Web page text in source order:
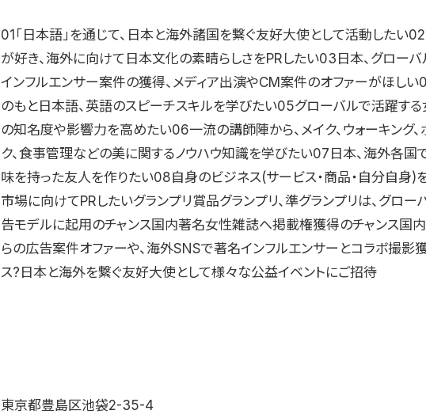
01「日本語」を通じて、日本と海外諸国を繋ぐ友好大使として活動したい
が好き、海外に向けて日本文化の素晴らしさをPRしたい03日本、グロー
インフルエンサー案件の獲得、メディア出演やCM案件のオファーがほし
のもと日本語、英語のスピーチスキルを学びたい05グローバルで活躍する
の知名度や影響力を高めたい06一流の講師陣から、メイク、ウォーキング、
ク、食事管理などの美に関するノウハウ知識を学びたい07日本、海外各国
味を持った友人を作りたい08自身のビジネス(サービス・商品・自分自身)
市場に向けてPRしたいグランプリ賞品グランプリ、準グランプリは、グロ
告モデルに起用のチャンス国内著名女性雑誌へ掲載権獲得のチャンス国
らの広告案件オファーや、海外SNSで著名インフルエンサーとコラボ撮影
ス?日本と海外を繋ぐ友好大使として様々な公益イベントにご招待
東京都豊島区池袋2-35-4